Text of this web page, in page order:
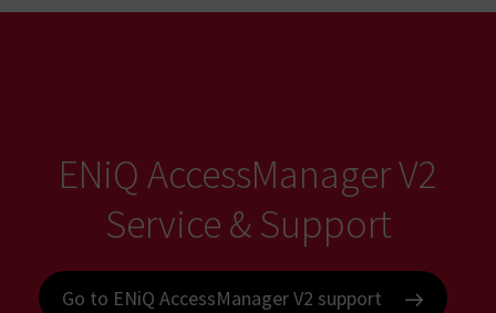
ENiQ AccessManager V2
Service & Support
Go to ENiQ AccessManager V2 support